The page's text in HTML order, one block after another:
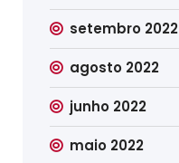
setembro 2022
agosto 2022
junho 2022
maio 2022